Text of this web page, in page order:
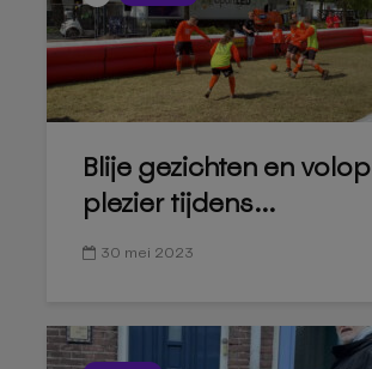
Blije gezichten en volop
plezier tijdens...
30 mei 2023